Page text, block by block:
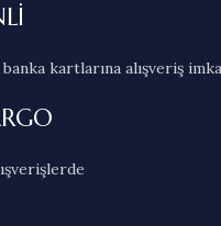
kartlarına alışveriş